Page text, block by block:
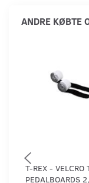
ANDRE KØBTE
T-REX - VELCRO
PEDALBOARDS